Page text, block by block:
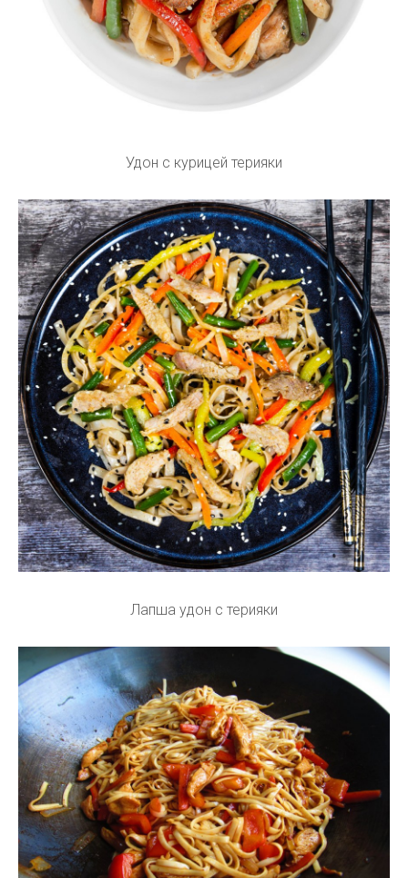
Удон с курицей терияки
Лапша удон с терияки